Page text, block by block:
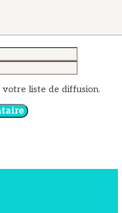
mail
votre liste de diffusion.